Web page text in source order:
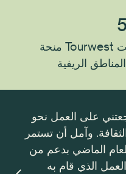
منحة Tourwest للعام المالي 2023 دعمت
الريفية
على العمل نحو
وآمل أن تستمر
الماضي بدعم من
الذي قام به